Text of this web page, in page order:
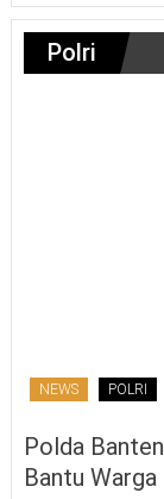
Polri
NEWS POLRI
Polda
Bantu